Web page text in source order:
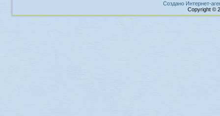
Создано Интернет-
Copyright ©